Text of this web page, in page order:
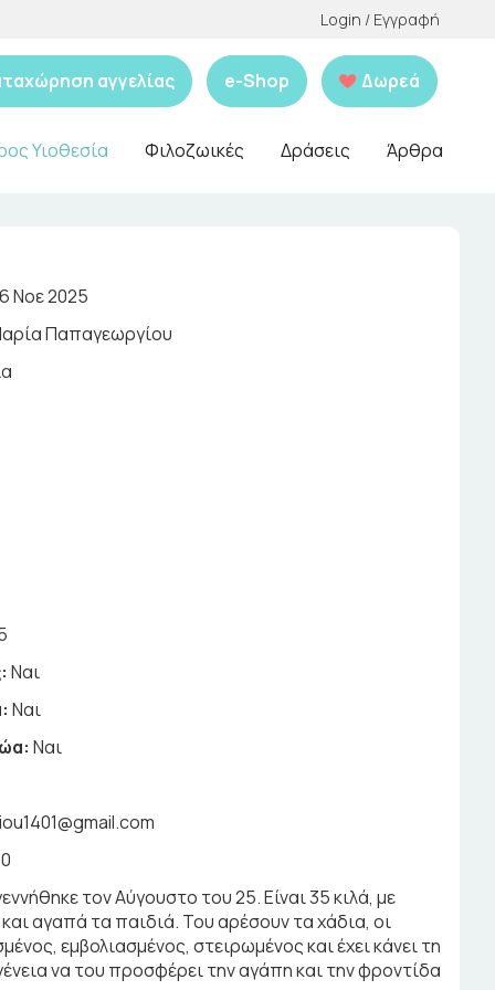
Login / Εγγραφή
αγγελίας e-Shop Δωρεά
Υιοθεσία Φιλοζωικές Δράσεις Άρθρα
Νοε 2025
Παπαγεωργίου
Ναι
Ναι
Ναι
τον Αύγουστο του 25. Είναι 35 κιλά, με
αγαπά τα παιδιά. Του αρέσουν τα χάδια, οι
εμβολιασμένος, στειρωμένος και έχει κάνει τη
να του προσφέρει την αγάπη και την φροντίδα